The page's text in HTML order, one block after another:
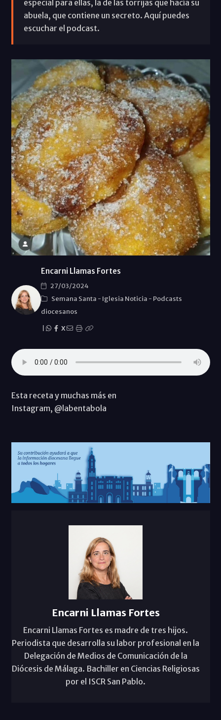
especial para ellas, la de las torrijas que hacía su
abuela, que contiene un secreto. Aquí puedes
escuchar el podcast.
Encarni Llamas Fortes
27/03/2024
Semana Santa - Iglesia Noticia - Podcasts
diocesanos
X
Esta receta y muchas más en
Instagram, @labentabola
Encarni Llamas Fortes
Encarni Llamas Fortes es madre de tres hijos.
Periodista que desarrolla su labor profesional en la
Delegación de Medios de Comunicación de la
Diócesis de Málaga. Bachiller en Ciencias Religiosas
por el ISCR San Pablo.